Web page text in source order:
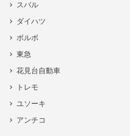
スバル
ダイハツ
ボルボ
東急
花見台自動車
トレモ
ユソーキ
アンチコ